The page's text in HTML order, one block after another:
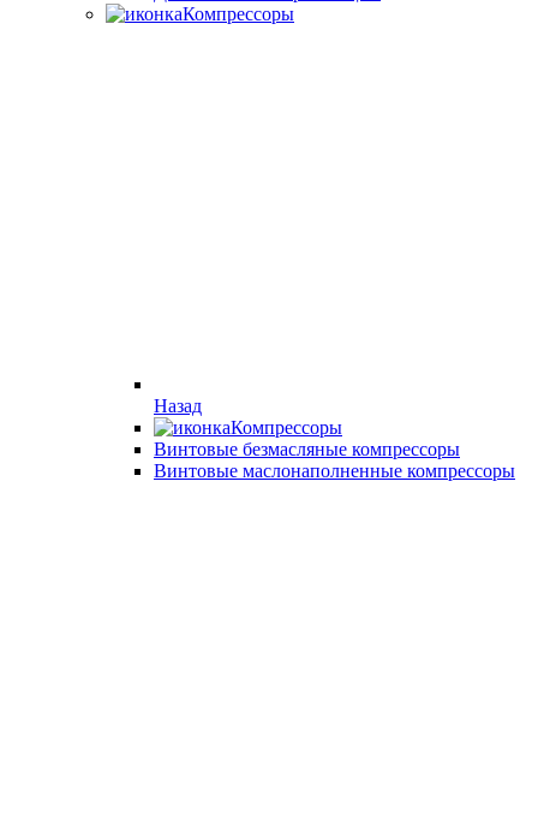
Компрессоры
Назад
Компрессоры
Винтовые безмасляные компрессоры
Винтовые маслонаполненные компрессоры